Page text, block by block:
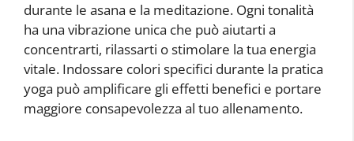
durante le asana e la meditazione. Ogni tonalità
ha una vibrazione unica che può aiutarti a
concentrarti, rilassarti o stimolare la tua energia
vitale. Indossare colori specifici durante la pratica
yoga può amplificare gli effetti benefici e portare
maggiore consapevolezza al tuo allenamento.